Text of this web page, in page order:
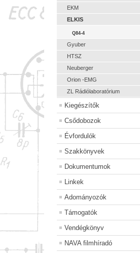
EKM
ELKIS
Q84-4
Gyuber
HTSZ
Neuberger
Orion -EMG
ZL Rádiólaboratórium
Kiegészítők
Csődobozok
Évfordulók
Szakkönyvek
Dokumentumok
Linkek
Adományozók
Támogatók
Vendégkönyv
NAVA filmhíradó